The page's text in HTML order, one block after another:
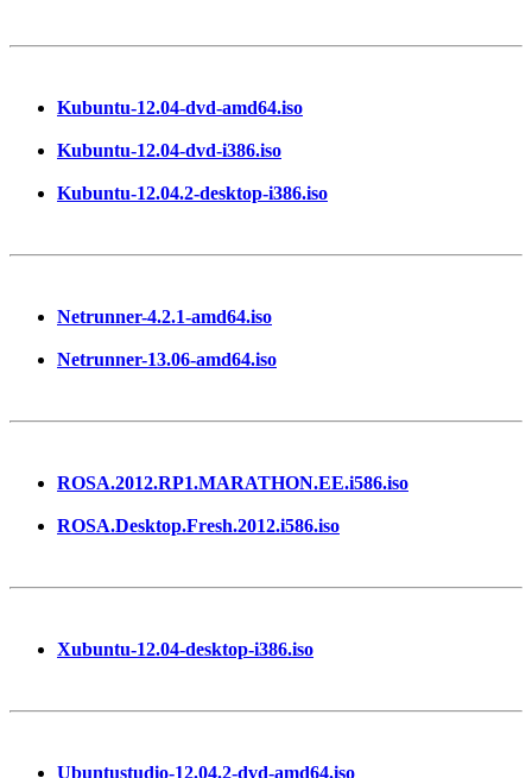
Kubuntu-12.04-dvd-amd64.iso
Kubuntu-12.04-dvd-i386.iso
Kubuntu-12.04.2-desktop-i386.iso
Netrunner-4.2.1-amd64.iso
Netrunner-13.06-amd64.iso
ROSA.2012.RP1.MARATHON.EE.i586.iso
ROSA.Desktop.Fresh.2012.i586.iso
Xubuntu-12.04-desktop-i386.iso
Ubuntustudio-12.04.2-dvd-amd64.iso